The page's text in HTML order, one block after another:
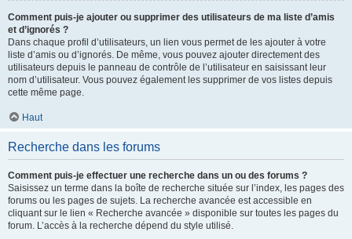
Comment puis-je ajouter ou supprimer des utilisateurs de ma liste d’amis
et d’ignorés ?
Dans chaque profil d’utilisateurs, un lien vous permet de les ajouter à votre
liste d’amis ou d’ignorés. De même, vous pouvez ajouter directement des
utilisateurs depuis le panneau de contrôle de l’utilisateur en saisissant leur
nom d’utilisateur. Vous pouvez également les supprimer de vos listes depuis
cette même page.
Haut
Recherche dans les forums
Comment puis-je effectuer une recherche dans un ou des forums ?
Saisissez un terme dans la boîte de recherche située sur l’index, les pages des
forums ou les pages de sujets. La recherche avancée est accessible en
cliquant sur le lien « Recherche avancée » disponible sur toutes les pages du
forum. L’accès à la recherche dépend du style utilisé.